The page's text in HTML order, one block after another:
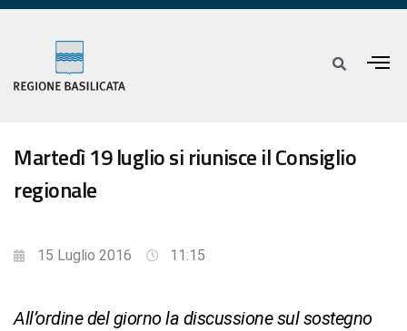
Martedì 19 luglio si riunisce il Consiglio
regionale
15 Luglio 2016 11:15
All’ordine del giorno la discussione sul sostegno